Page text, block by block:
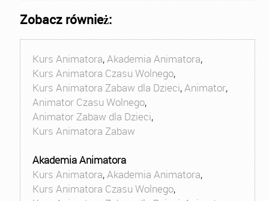
Zobacz również:
Kurs Animatora,Akademia Animatora,
Kurs Animatora Czasu Wolnego,
Kurs Animatora Zabaw dla Dzieci,Animator,
Animator Czasu Wolnego,
Animator Zabaw dla Dzieci,
Kurs Animatora Zabaw
Akademia Animatora
Kurs Animatora,Akademia Animatora,
Kurs Animatora Czasu Wolnego,